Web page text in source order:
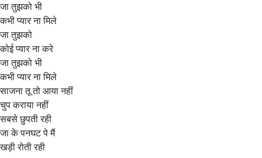
जा तुझको भी
कभी प्यार ना मिले
जा तुझको
कोई प्यार ना करे
जा तुझको भी
कभी प्यार ना मिले
साजना तू तो आया नहीं
चुप कराया नहीं
सबसे छुपती रही
जा के पनघट पे मैं
खड़ी रोती रही